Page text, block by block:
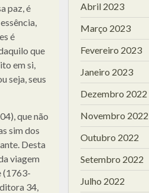
paz, é
é
que
em si,
seja, seus
que não
sim dos
Desta
viagem
(1763-
34,
Abril 2023
Março 2023
Fevereiro 2023
Janeiro 2023
Dezembro 2022
Novembro 2022
Outubro 2022
Setembro 2022
Julho 2022